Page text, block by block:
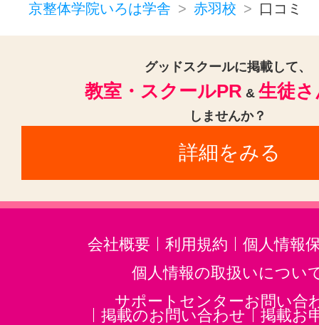
京整体学院いろは学舎
赤羽校 口コミ
グッドスクールに掲載して、
教室・スクールPR & 生徒
しませんか？
詳細をみる
会社概要 利用規約
個人情報
個人情報の取扱いについ
サポートセンターお問い合
掲載のお問い合わせ
掲載お